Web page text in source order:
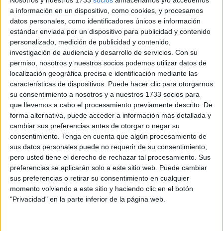
a información en un dispositivo, como cookies, y procesamos
datos personales, como identificadores únicos e información
estándar enviada por un dispositivo para publicidad y contenido
personalizado, medición de publicidad y contenido,
investigación de audiencia y desarrollo de servicios. Con su
permiso, nosotros y nuestros socios podemos utilizar datos de
localización geográfica precisa e identificación mediante las
características de dispositivos. Puede hacer clic para otorgarnos
su consentimiento a nosotros y a nuestros 1733 socios para
que llevemos a cabo el procesamiento previamente descrito. De
forma alternativa, puede acceder a información más detallada y
cambiar sus preferencias antes de otorgar o negar su
consentimiento. Tenga en cuenta que algún procesamiento de
sus datos personales puede no requerir de su consentimiento,
pero usted tiene el derecho de rechazar tal procesamiento. Sus
preferencias se aplicarán solo a este sitio web. Puede cambiar
sus preferencias o retirar su consentimiento en cualquier
momento volviendo a este sitio y haciendo clic en el botón
"Privacidad" en la parte inferior de la página web.
aniversario de su fundación en 1920”.
Una serie de fotografías, en las que pueden verse algunos
de los momentos más destacados de esta jornada
especial, se han acompañado con el siguiente texto:
“Durante más de un siglo, esta fuerza de élite ha
construido una orgullosa tradición de coraje,disciplina y
servicio a España y sus aliados”.